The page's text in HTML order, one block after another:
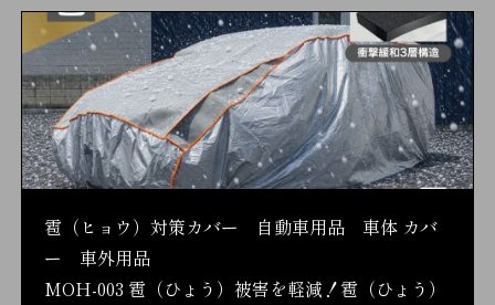
雹（ヒョウ）対策カバー 自動車用品 車体 カバ
ー 車外用品
MOH-003 雹（ひょう）被害を軽減！雹（ひょう）